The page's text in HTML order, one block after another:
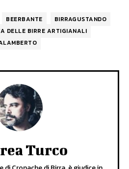
BEERBANTE
BIRRAGUSTANDO
DELLE BIRRE ARTIGIANALI
Turco